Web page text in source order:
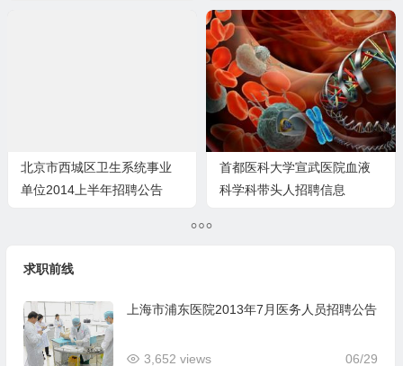
北京市西城区卫生系统事业
单位2014上半年招聘公告
首都医科大学宣武医院血液
科学科带头人招聘信息
求职前线
上海市浦东医院2013年7月医务人员招聘公告
06/29
3,652 views